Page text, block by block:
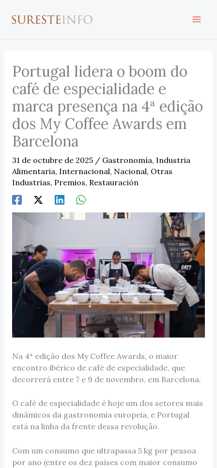
Portugal lidera o boom do
café de especialidade e
marca presença na 4ª edição
dos My Coffee Awards em
Barcelona
31 de octubre de 2025 / Gastronomía, Industria
Alimentaria, Internacional, Nacional, Otras
Industrias, Premios, Restauración
Na 4ª edição dos My Coffee Awards, o maior
encontro ibérico de café de especialidade, que
decorrerá entre 7 e 9 de novembro, em Barcelona.
O café de especialidade é hoje um dos setores mais
dinâmicos da gastronomia europeia, e Portugal
está na linha da frente dessa revolução.
Com um consumo que ultrapassa 5 kg por pessoa
por ano (entre os dez países com maior consumo